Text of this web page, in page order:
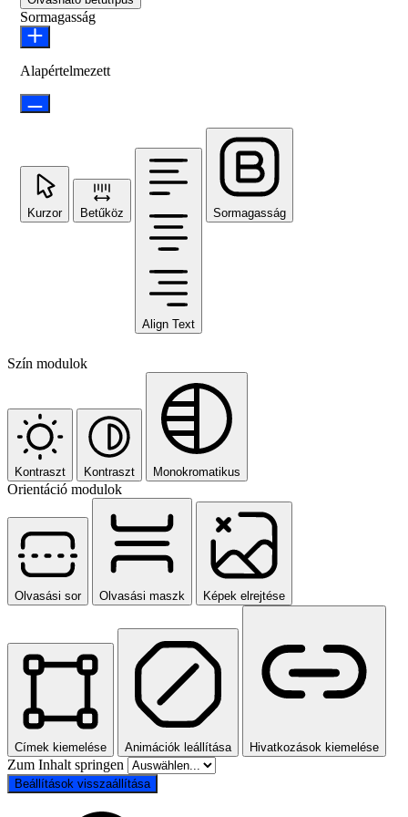
Sormagasság
Alapértelmezett
Kurzor Betűköz
Align Text
Sormagasság
Szín modulok
Kontraszt Kontraszt Monokromatikus
Orientáció modulok
Olvasási sor Olvasási maszk Képek elrejtése
Címek kiemelése Animációk leállítása Hivatkozások kiemelése
Zum Inhalt springen
Beállítások visszaállítása